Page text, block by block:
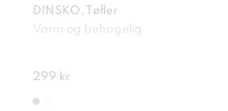
DINSKO, Tøfler
Varm og behagelig
299 kr